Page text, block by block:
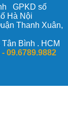
GPKD số
Hà Nội
Thanh Xuân,
Bình . HCM
-09.6789.9882